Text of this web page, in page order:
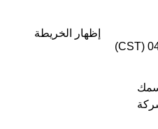
إظهار الخريطة